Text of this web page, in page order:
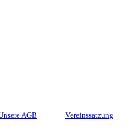
AGB Vereinssatzung